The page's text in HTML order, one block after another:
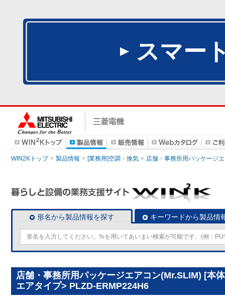
スマー
WIN2Kトップ 製品情報 [業務用]空調・換気 店舗・事務所用パッケージ
形名から製品情報を探す キーワードから製品情
店舗・事務所用パッケージエアコン(Mr.SLIM) [本
エアタイプ> PLZD-ERMP224H6